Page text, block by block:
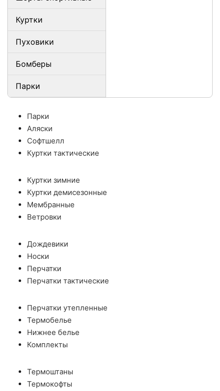
Куртки
Пуховики
Бомберы
Парки
Парки
Аляски
Софтшелл
Куртки тактические
Куртки зимние
Куртки демисезонные
Мембранные
Ветровки
Дождевики
Носки
Перчатки
Перчатки тактические
Перчатки утепленные
Термобелье
Нижнее белье
Комплекты
Термоштаны
Термокофты